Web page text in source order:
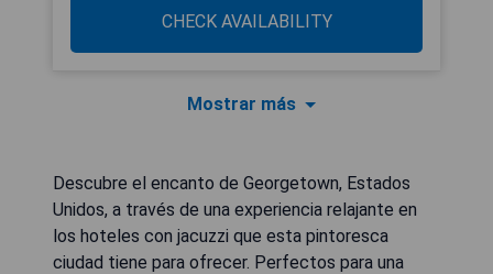
CHECK AVAILABILITY
Mostrar más
Descubre el encanto de Georgetown, Estados
Unidos, a través de una experiencia relajante en
los hoteles con jacuzzi que esta pintoresca
ciudad tiene para ofrecer. Perfectos para una